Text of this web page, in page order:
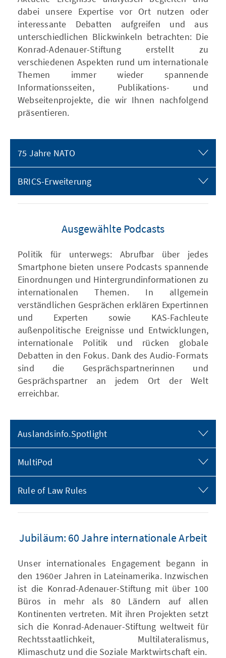
dabei unsere Expertise vor Ort nutzen oder
interessante Debatten aufgreifen und aus
unterschiedlichen Blickwinkeln betrachten: Die
Konrad-Adenauer-Stiftung erstellt zu
verschiedenen Aspekten rund um internationale
Themen immer wieder spannende
Informationsseiten, Publikations- und
Webseitenprojekte, die wir Ihnen nachfolgend
präsentieren.
75 Jahre NATO
BRICS-Erweiterung
Ausgewählte Podcasts
Politik für unterwegs: Abrufbar über jedes
Smartphone bieten unsere Podcasts spannende
Einordnungen und Hintergrundinformationen zu
internationalen Themen. In allgemein
verständlichen Gesprächen erklären Expertinnen
und Experten sowie KAS-Fachleute
außenpolitische Ereignisse und Entwicklungen,
internationale Politik und rücken globale
Debatten in den Fokus. Dank des Audio-Formats
sind die Gesprächspartnerinnen und
Gesprächspartner an jedem Ort der Welt
erreichbar.
Auslandsinfo.Spotlight
MultiPod
Rule of Law Rules
Jubiläum: 60 Jahre internationale Arbeit
Unser internationales Engagement begann in
den 1960er Jahren in Lateinamerika. Inzwischen
ist die Konrad-Adenauer-Stiftung mit über 100
Büros in mehr als 80 Ländern auf allen
Kontinenten vertreten. Mit ihren Projekten setzt
sich die Konrad-Adenauer-Stiftung weltweit für
Rechtsstaatlichkeit, Multilateralismus,
Klimaschutz und die Soziale Marktwirtschaft ein.